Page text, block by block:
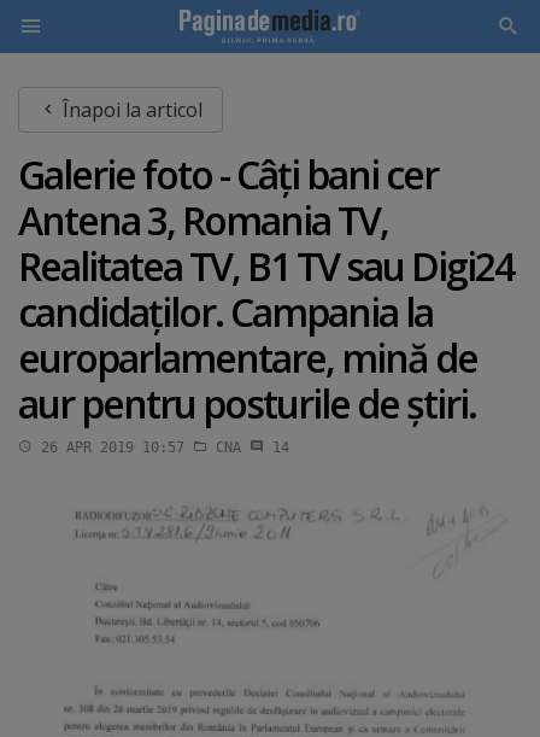
main
content
Înapoi la articol
Galerie foto - Câţi bani cer
Antena 3, Romania TV,
Realitatea TV, B1 TV sau Digi24
candidaţilor. Campania la
europarlamentare, mină de
aur pentru posturile de ştiri.
26 APR 2019 10:57 CNA 14